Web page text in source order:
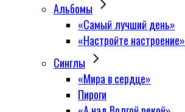
Альбомы
«Самый лучший день»
«Настройте настроение»
Синглы
«Мира в сердце»
Пироги